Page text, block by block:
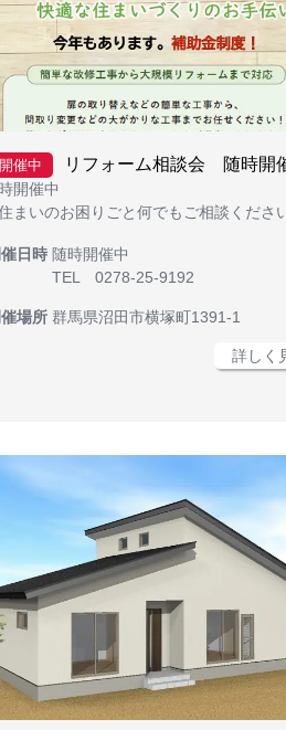
開催中 リフォーム相談会 随時開
開催中
まいのお困りごと何でもご相談くださ
日時 随時開催中
TEL 0278-25-9192
場所 群馬県沼田市横塚町1391-1
詳しく